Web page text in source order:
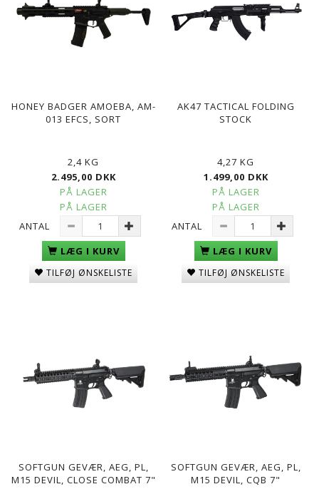
HONEY BADGER AMOEBA, AM-
013 EFCS, SORT
2,4 KG
2.495,00 DKK
PÅ LAGER
PÅ LAGER
ANTAL
LÆG I KURV
TILFØJ ØNSKELISTE
AK47 TACTICAL FOLDING
STOCK
4,27 KG
1.499,00 DKK
PÅ LAGER
PÅ LAGER
ANTAL
LÆG I KURV
TILFØJ ØNSKELISTE
SOFTGUN GEVÆR, AEG, PL,
M15 DEVIL, CLOSE COMBAT 7"
SOFTGUN GEVÆR, AEG, PL,
M15 DEVIL, CQB 7"